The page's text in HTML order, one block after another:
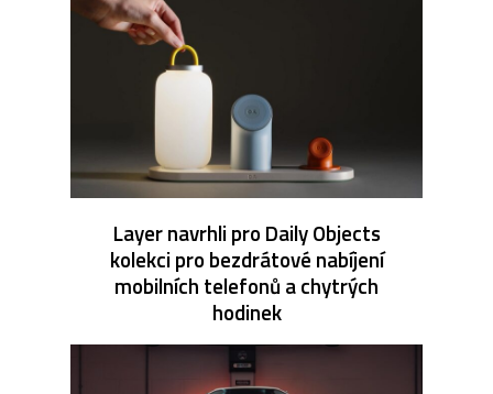
Layer navrhli pro Daily Objects
kolekci pro bezdrátové nabíjení
mobilních telefonů a chytrých
hodinek